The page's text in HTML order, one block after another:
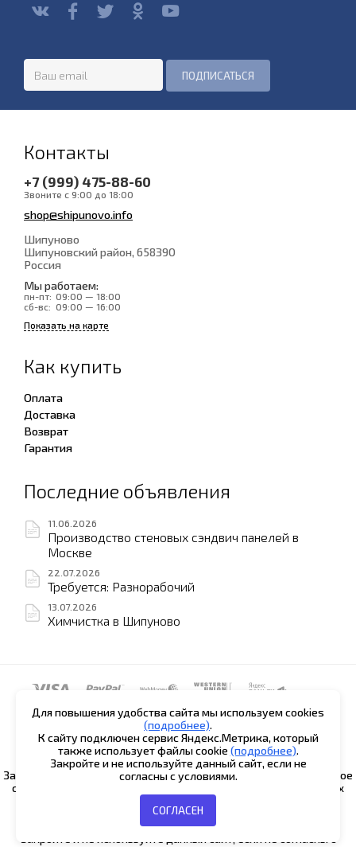
Контакты
+7 (999) 475-88-60
Звоните с 9:00 до 18:00
shop@shipunovo.info
Шипуново
Шипуновский район , 658390
Россия
Мы работаем:
пн-пт: 09:00 — 18:00
сб-вс: 09:00 — 16:00
Показать на карте
Как купить
Оплата
Доставка
Возврат
Гарантия
Последние объявления
11.06.2026
Производство стеновых сэндвич панелей в
Москве
22.07.2026
Требуется: Разнорабочий
13.07.2026
Химчистка в Шипуново
© 2017-2026 Shipunovo.shop
Для повышения удобства сайта мы используем cookies
(подробнее).
К сайту подключен сервис Яндекс.Метрика, который
также использует файлы cookie (подробнее).
Закройте и не используйте данный сайт, если не
согласны с условиями.
СОГЛАСЕН
Заполняя любые формы на данном сайте вы подтверждаете свое
совершеннолетие и соглашаетесь на обработку персональных
данных в соответствии с Условиями.
Согласие на обработку данных Яндекс.Метрика
обработки персональных данных